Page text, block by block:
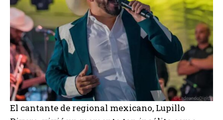
El cantante de regional mexicano, Lupillo